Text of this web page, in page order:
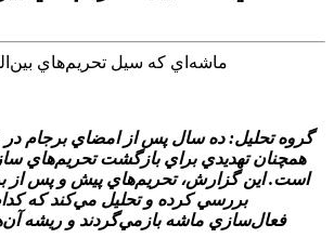
همچنان تهديدي براي بازگشت تحريم‌هاي
بررسي کرده و تحليل مي‌کند که
فعال‌سازي ماشه بازمي‌گردند و ريشه